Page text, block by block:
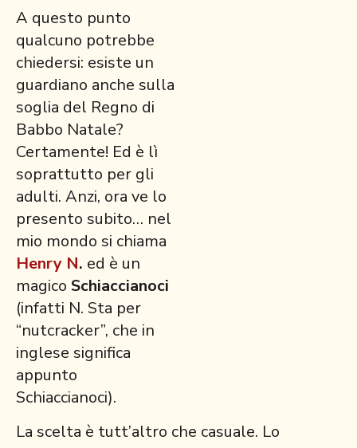
A questo punto
qualcuno potrebbe
chiedersi: esiste un
guardiano anche sulla
soglia del Regno di
Babbo Natale?
Certamente! Ed è lì
soprattutto per gli
adulti. Anzi, ora ve lo
presento subito… nel
mio mondo si chiama
Henry N. ed è un
magico Schiaccianoci
(infatti N. Sta per
“nutcracker”, che in
inglese significa
appunto
Schiaccianoci).
La scelta è tutt’altro che casuale. Lo